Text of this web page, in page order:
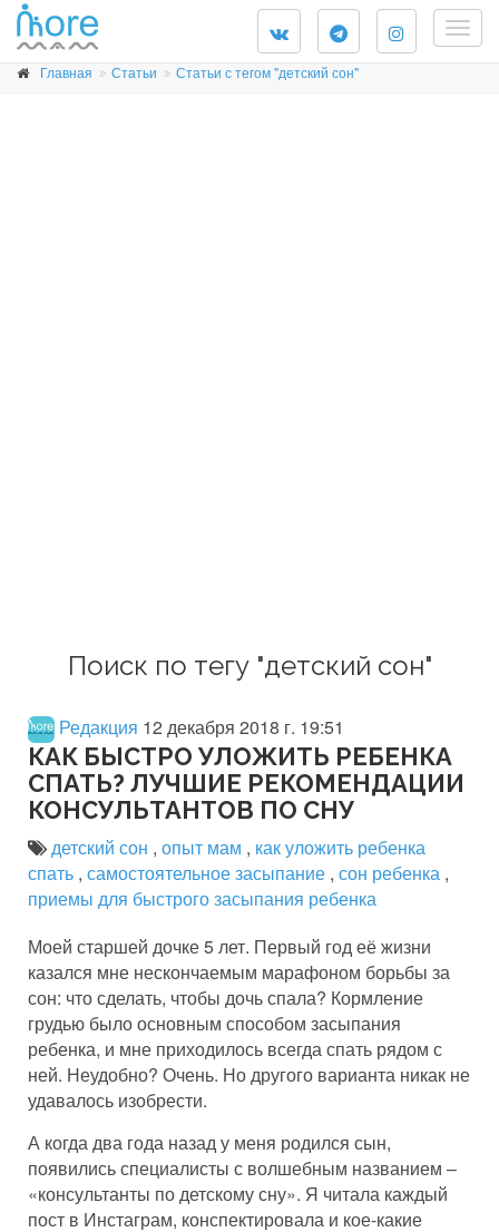
Главная Статьи Статьи с тегом "детский сон"
Поиск по тегу "детский сон"
Редакция 12 декабря 2018 г. 19:51
КАК БЫСТРО УЛОЖИТЬ РЕБЕНКА
СПАТЬ? ЛУЧШИЕ РЕКОМЕНДАЦИИ
КОНСУЛЬТАНТОВ ПО СНУ
детский сон , опыт мам , как уложить ребенка
спать , самостоятельное засыпание , сон ребенка ,
приемы для быстрого засыпания ребенка
Моей старшей дочке 5 лет. Первый год её жизни
казался мне нескончаемым марафоном борьбы за
сон: что сделать, чтобы дочь спала? Кормление
грудью было основным способом засыпания
ребенка, и мне приходилось всегда спать рядом с
ней. Неудобно? Очень. Но другого варианта никак не
удавалось изобрести.
А когда два года назад у меня родился сын,
появились специалисты с волшебным названием –
«консультанты по детскому сну». Я читала каждый
пост в Инстаграм, конспектировала и кое-какие